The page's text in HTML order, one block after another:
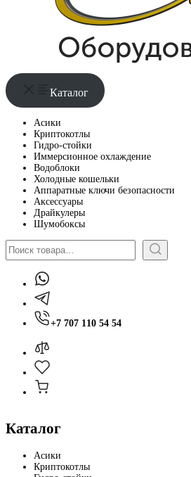
Каталог
Асики
Криптокотлы
Гидро-стойки
Иммерсионное охлаждение
Водоблоки
Холодные кошельки
Аппаратные ключи безопасности
Аксессуары
Драйкулеры
Шумобоксы
Поиск
+7 707 110 54 54
Каталог
Асики
Криптокотлы